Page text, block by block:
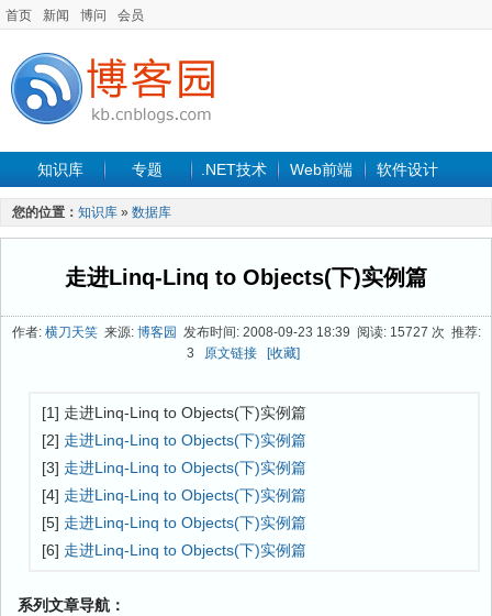
首页 新闻 博问 会员
知识库 专题 .NET技术 Web前端 软件设计
手机开发 软件工程
最新文章
您的位置： 知识库 » 数据库
走进Linq-Linq to Objects(下)实例篇
作者: 横刀天笑来源: 博客园 发布时间: 2008-09-23 18:39 阅读: 15727 次 推荐:
3
原文链接 [收藏]
[1] 走进Linq-Linq to Objects(下)实例篇
[2] 走进Linq-Linq to Objects(下)实例篇
[3] 走进Linq-Linq to Objects(下)实例篇
[4] 走进Linq-Linq to Objects(下)实例篇
[5] 走进Linq-Linq to Objects(下)实例篇
[6] 走进Linq-Linq to Objects(下)实例篇
系列文章导航：